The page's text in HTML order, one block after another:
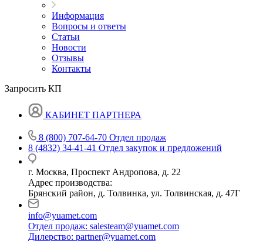
Информация
Вопросы и ответы
Статьи
Новости
Отзывы
Контакты
Запросить КП
КАБИНЕТ ПАРТНЕРА
8 (800) 707-64-70 Отдел продаж
8 (4832) 34-41-41 Отдел закупок и предложений
г. Москва, Проспект Андропова, д. 22
Адрес производства:
Брянский район, д. Толвинка, ул. Толвинская, д. 47Г
info@yuamet.com
Отдел продаж: salesteam@yuamet.com
Дилерство: partner@yuamet.com